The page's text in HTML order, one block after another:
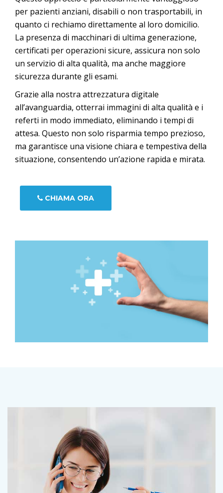
per pazienti anziani, disabili o non trasportabili, in
quanto ci rechiamo direttamente al loro domicilio.
La presenza di macchinari di ultima generazione,
certificati per operazioni sicure, assicura non solo
un servizio di alta qualità, ma anche maggiore
sicurezza durante gli esami.
Grazie alla nostra attrezzatura digitale
all’avanguardia, otterrai immagini di alta qualità e i
referti in modo immediato, eliminando i tempi di
attesa. Questo non solo risparmia tempo prezioso,
ma garantisce una visione chiara e tempestiva della
situazione, consentendo un’azione rapida e mirata.
CHIAMA ORA